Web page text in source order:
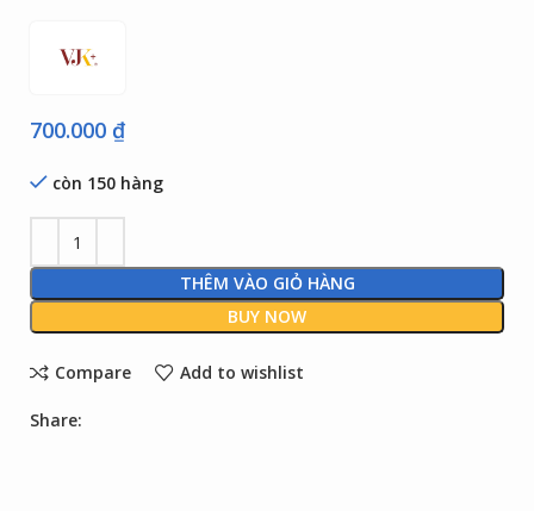
700.000 ₫
còn 150 hàng
THÊM VÀO GIỎ HÀNG
BUY NOW
Compare Add to wishlist
Share: